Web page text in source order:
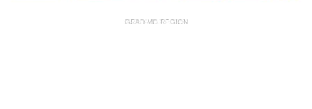
GRADIMO REGION